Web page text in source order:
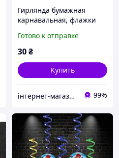
Гирлянда бумажная
карнавальная, флажки
для детского дня
рождения 2 м атласная
Готово к отправке
30₴
Купить
інтернет-магазин Теремок 99%